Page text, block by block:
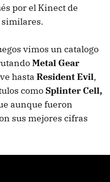
por el Kinect de
similares.
vimos un catalogo
Metal Gear
hasta Resident Evil,
como Splinter Cell,
aunque fueron
sus mejores cifras